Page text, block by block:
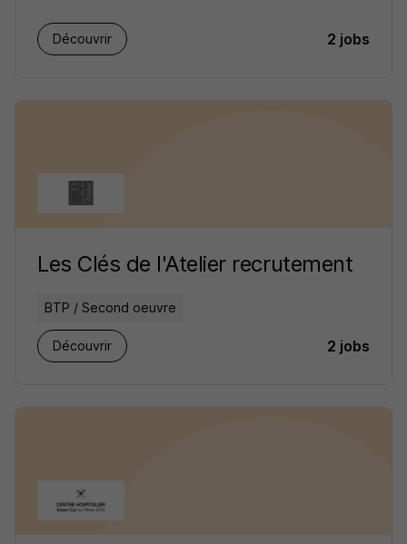
Découvrir 2 jobs
Les Clés de l'Atelier recrutement
BTP / Second oeuvre
Découvrir 2 jobs